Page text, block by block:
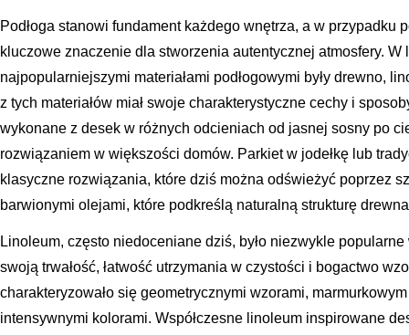
Podłoga stanowi fundament każdego wnętrza, a w przypadku
kluczowe znaczenie dla stworzenia autentycznej atmosfery. W
najpopularniejszymi materiałami podłogowymi były drewno,
z tych materiałów miał swoje charakterystyczne cechy i
wykonane z desek w różnych odcieniach od jasnej sosny po
rozwiązaniem w większości domów. Parkiet w jodełkę lub
klasyczne rozwiązania, które dziś można odświeżyć poprzez
barwionymi olejami, które podkreślą naturalną strukturę
Linoleum, często niedoceniane dziś, było niezwykle
swoją trwałość, łatwość utrzymania w czystości i bogactwo
charakteryzowało się geometrycznymi wzorami,
intensywnymi kolorami. Współczesne linoleum inspirowane